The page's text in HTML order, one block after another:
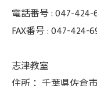
電話番号 :047-424-
FAX番号 :047-424-
志津教室